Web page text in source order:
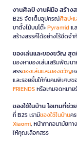
งานศิลป์ งานฝีมือ สร้าง
B2S จัดเต็มอุปกรณ์ศิลปะ
ขาตั้งไม้บนโต๊ะPyramidแ
สร้างสรรค์ได้อย่างไร้ขีดจำ
ของเล่นและของขวัญ สุ
มองหาของเล่นเสริมพัฒน
สรรของเล่นและของขวัญห
และรอยยิ้มให้กับคนพิเศษข
FRIENDS หรือเกมจดหมาย
ของใช้ในบ้าน ไอเทมที่ช่
ที่ B2S เรามีของใช้ในบ้านค
Xiaomi, หน้ากากอนามัยท
ให้คุณเลือกสรร